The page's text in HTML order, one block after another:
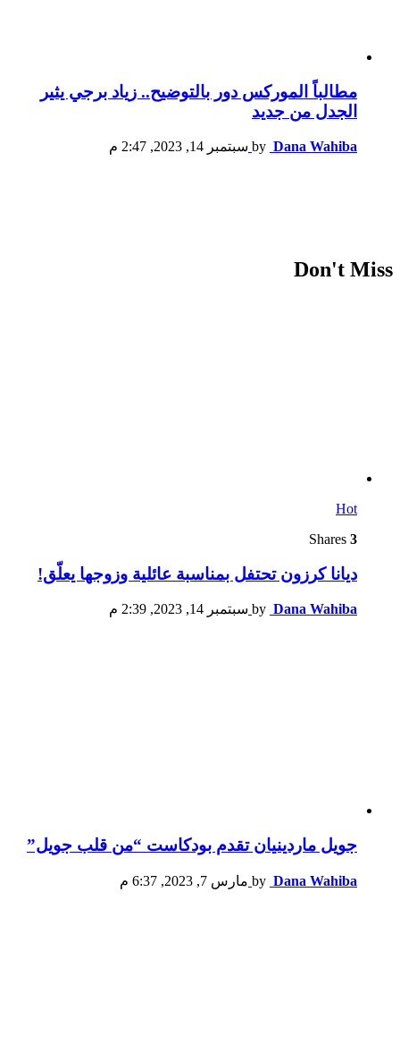
مطالباً الموركس دور بالتوضيح.. زياد برجي يثير
الجدل من جديد
by Dana Wahiba سبتمبر 14, 2023, 2:47 م
Don't Miss
Hot
3
ديانا كرزون تحتفل بمناسبة عائلية وزوجها يعلّق!
by Dana Wahiba سبتمبر 14, 2023, 2:39 م
جويل ماردينيان تقدم بودكاست “من قلب جويل”
by Dana Wahiba مارس 7, 2023, 6:37 م